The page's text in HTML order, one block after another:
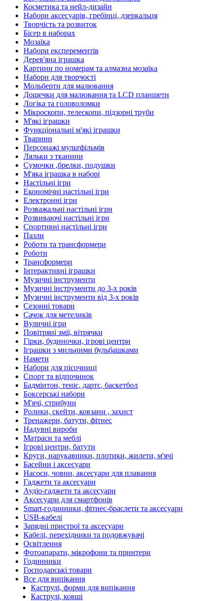
Косметика та нейл-дизайн
Набори аксесуарів, гребінці, дзеркальця
Творчість та розвиток
Бісер в наборах
Мозаїка
Набори експерементів
Дерев'яна іграшка
Картини по номерам та алмазна мозаїка
Набори для творчості
Мольберти для малювання
Дощечки для малювання та LCD планшети
Логіка та головоломки
Мікроскопи, телескопи, підзорні труби
М'які іграшки
Функціональні м'які іграшки
Тварини
Персонажі мультфільмів
Ляльки з тканини
Сумочки ,брелки, подушки
М'яка іграшка в наборі
Настільні ігри
Економічні настільні ігри
Електронні ігри
Розважальні настільні ігри
Розвиваючі настільні ігри
Спортивні настільні ігри
Пазли
Роботи та трансформери
Роботи
Трансформери
Інтерактивні іграшки
Музичні інструменти
Музичні інструменти до 3-х років
Музичні інструменти від 3-х років
Сезонні товари
Сачок для метеликів
Вуличні ігри
Повітряні змії, вітрячки
Гірки, будиночки, ігрові центри
Іграшки з мильними бульбашками
Намети
Набори для пісочниці
Спорт та відпочинок
Бадмінтон, теніс, дартс, баскетбол
Боксерські набори
М'ячі, стрибуни
Ролики, скейти, ковзани , захист
Тренажери, батути, фітнес
Надувні вироби
Матраси та меблі
Ігрові центри, батути
Круги, нарукавники, плотики, жилети, м'ячі
Басейни і аксесуари
Насоси, човни, аксесуари для плавання
Гаджети та аксесуари
Аудіо-гаджети та аксесуари
Аксесуари для смартфонів
Smart-годинники, фітнес-браслети та аксесуари
USB-кабелі
Зарядні пристрої та аксесуари
Кабелі, перехідники та подовжувачі
Освітлення
Фотоапарати, мікрофони та принтери
Годинники
Господарські товари
Все для випікання
Каструлі, форми для випікання
Каструлі, ковші